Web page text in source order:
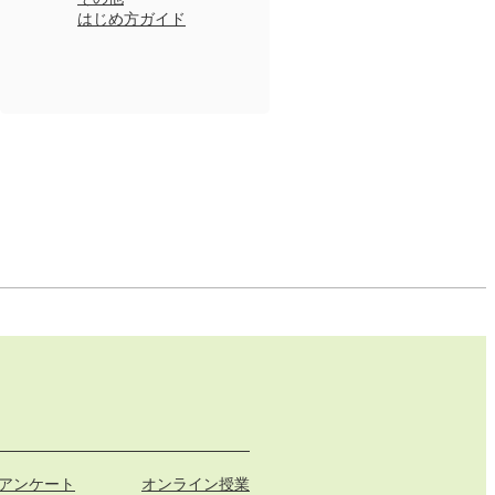
はじめ方ガイド
アンケート オンライン授業